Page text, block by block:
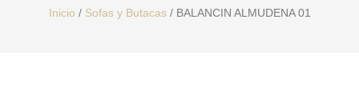
Inicio / Sofas y Butacas/ BALANCIN ALMUDENA 01